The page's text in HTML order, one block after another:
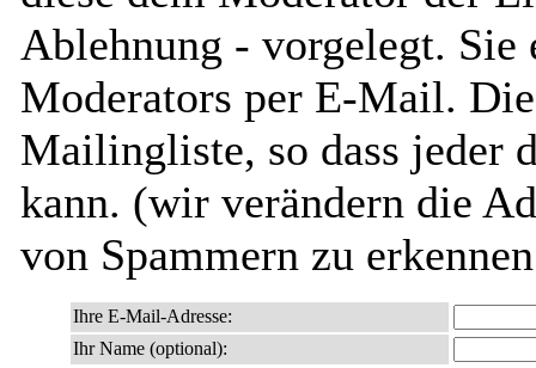
Ablehnung - vorgelegt. Sie
Moderators per E-Mail.
Mailingliste, so dass jeder
kann. (wir verändern die
von Spammern zu
Ihre E-Mail-Adresse:
Ihr Name (optional):